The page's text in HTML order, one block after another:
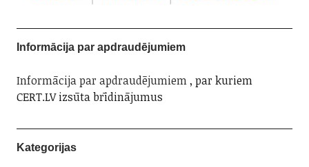
Informācija par apdraudējumiem
Informācija par apdraudējumiem, par kuriem
CERT.LV izsūta brīdinājumus
Kategorijas